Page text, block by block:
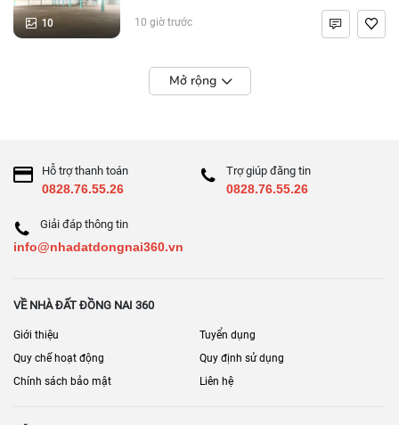
10 10 giờ trước
Mở rộng
Hỗ trợ thanh toán
0828.76.55.26
Trợ giúp đăng tin
0828.76.55.26
Giải đáp thông tin
info@nhadatdongnai360.vn
VỀ NHÀ ĐẤT ĐỒNG NAI 360
Giới thiệu
Tuyển dụng
Quy chế hoạt động
Quy định sử dụng
Chính sách bảo mật
Liên hệ